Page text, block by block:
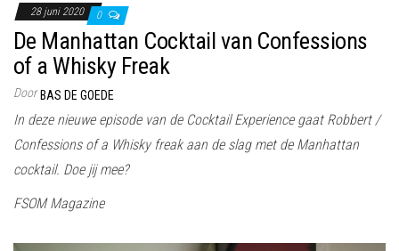
28 juni 2020 0
De Manhattan Cocktail van Confessions
of a Whisky Freak
Door BAS DE GOEDE
In deze nieuwe episode van de Cocktail Experience gaat Robbert /
Confessions of a Whisky freak aan de slag met de Manhattan
cocktail. Doe jij mee?
FSOM Magazine